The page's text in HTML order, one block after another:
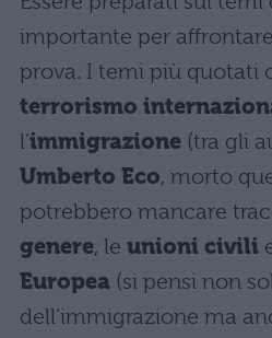
importante per
prova. I temi più quotati
terrorismo
l’immigrazione (tra gli
Umberto Eco, morto
potrebbero mancare
genere, le unioni civili
Europea (si pensi non
dell’immigrazione ma